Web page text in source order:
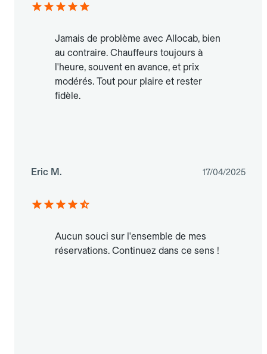
Jamais de problème avec Allocab, bien
au contraire. Chauffeurs toujours à
l'heure, souvent en avance, et prix
modérés. Tout pour plaire et rester
fidèle.
Eric M. 17/04/2025
Aucun souci sur l'ensemble de mes
réservations. Continuez dans ce sens !